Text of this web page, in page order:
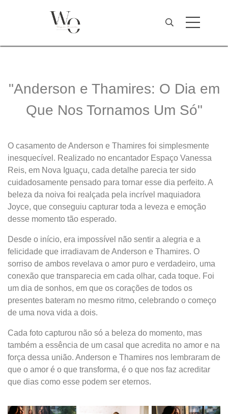
"Anderson e Thamires: O Dia em
Que Nos Tornamos Um Só"
O casamento de Anderson e Thamires foi simplesmente
inesquecível. Realizado no encantador Espaço Vanessa
Reis, em Nova Iguaçu, cada detalhe parecia ter sido
cuidadosamente pensado para tornar esse dia perfeito. A
beleza da noiva foi realçada pela incrível maquiadora
Joyce, que conseguiu capturar toda a leveza e emoção
desse momento tão esperado.
Desde o início, era impossível não sentir a alegria e a
felicidade que irradiavam de Anderson e Thamires. O
sorriso de ambos revelava o amor puro e verdadeiro, uma
conexão que transparecia em cada olhar, cada toque. Foi
um dia de sonhos, em que os corações de todos os
presentes bateram no mesmo ritmo, celebrando o começo
de uma nova vida a dois.
Cada foto capturou não só a beleza do momento, mas
também a essência de um casal que acredita no amor e na
força dessa união. Anderson e Thamires nos lembraram de
que o amor é o que transforma, é o que nos faz acreditar
que dias como esse podem ser eternos.